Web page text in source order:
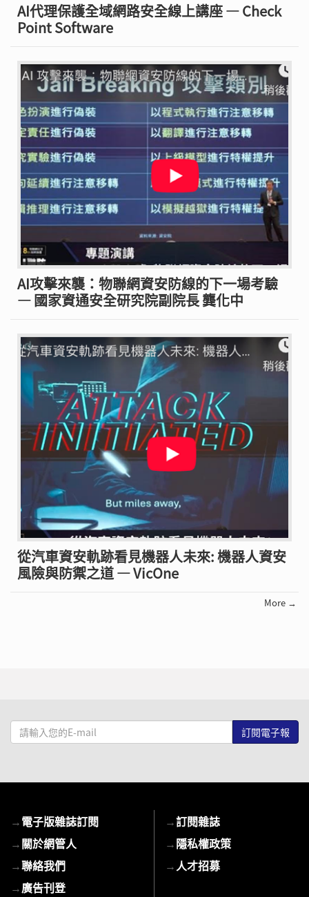
AI代理保護全域網路安全線上講座 — Check
Point Software
AI攻擊來襲：物聯網資安防線的下一場考驗
— 國家資通安全研究院副院長 龔化中
從汽車資安軌跡看見機器人未來: 機器人資安
風險與防禦之道 — VicOne
More →
請
輸
mail
→電子版雜誌訂閱
→關於網管人
→聯絡我們
→廣告刊登
→訂閱雜誌
→隱私權政策
→人才招募